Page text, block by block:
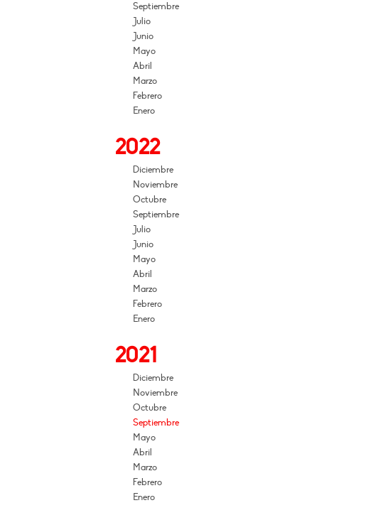
Septiembre
Julio
Junio
Mayo
Abril
Marzo
Febrero
Enero
2022
Diciembre
Noviembre
Octubre
Septiembre
Julio
Junio
Mayo
Abril
Marzo
Febrero
Enero
2021
Diciembre
Noviembre
Octubre
Septiembre
Mayo
Abril
Marzo
Febrero
Enero